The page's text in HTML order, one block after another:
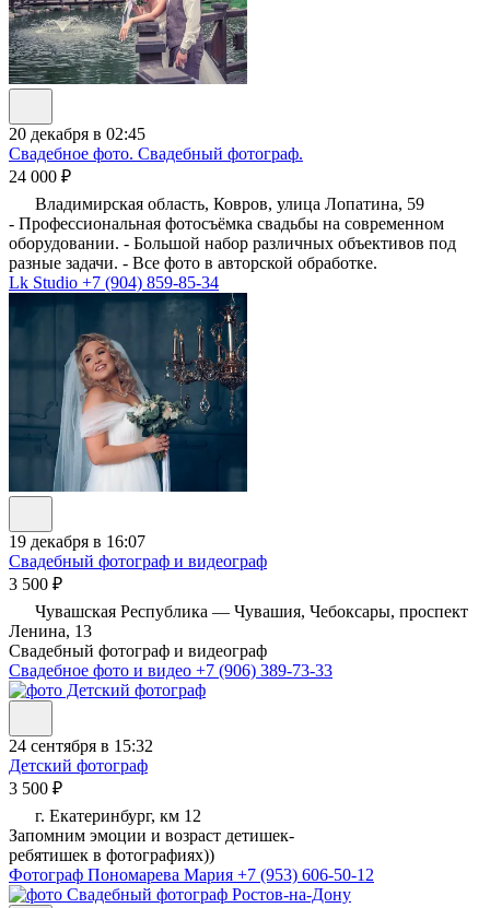
20 декабря в 02:45
Свадебное фото. Свадебный фотограф.
24 000 ₽
Владимирская область, Ковров, улица Лопатина, 59
- Профессиональная фотосъёмка свадьбы на современном
оборудовании. - Большой набор различных объективов под
разные задачи. - Все фото в авторской обработке.
Lk Studio +7 (904) 859-85-34
19 декабря в 16:07
Свадебный фотограф и видеограф
3 500 ₽
Чувашская Республика — Чувашия, Чебоксары, проспект
Ленина, 13
Свадебный фотограф и видеограф
Свадебное фото и видео +7 (906) 389-73-33
24 сентября в 15:32
Детский фотограф
3 500 ₽
г. Екатеринбург, км 12
Запомним эмоции и возраст детишек-
ребятишек в фотографиях))
Фотограф Пономарева Мария +7 (953) 606-50-12